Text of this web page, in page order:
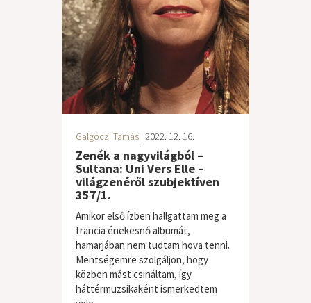
Galgóczi Tamás | 2022. 12. 16.
Zenék a nagyvilágból –
Sultana: Uni Vers Elle –
világzenéről szubjektíven
357/1.
Amikor első ízben hallgattam meg a
francia énekesnő albumát,
hamarjában nem tudtam hova tenni.
Mentségemre szolgáljon, hogy
közben mást csináltam, így
háttérmuzsikaként ismerkedtem